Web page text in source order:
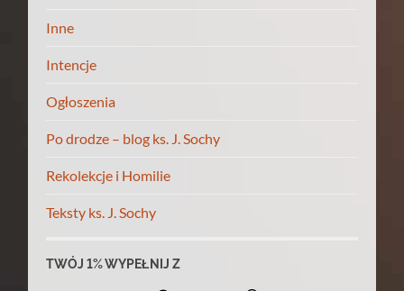
Inne
Intencje
Ogłoszenia
Po drodze – blog ks. J. Sochy
Rekolekcje i Homilie
Teksty ks. J. Sochy
TWÓJ 1% WYPEŁNIJ Z